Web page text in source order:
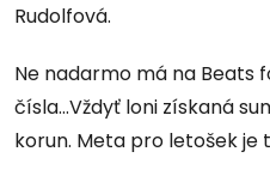
Rudolfová.
Ne nadarmo má na Beats
čísla...Vždyť loni získaná
korun. Meta pro letošek je